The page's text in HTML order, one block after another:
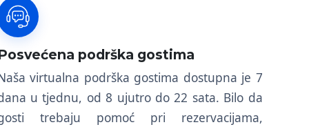
podrška gostima
virtualna podrška gostima dostupna je 7
u tjednu, od 8 ujutro do 22 sata. Bilo da
trebaju pomoć pri rezervacijama,